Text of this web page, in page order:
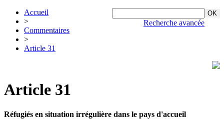
Recherche avancée
Accueil
>
Commentaires
>
Article 31
Article 31
Réfugiés en situation irrégulière dans le pays d'accueil